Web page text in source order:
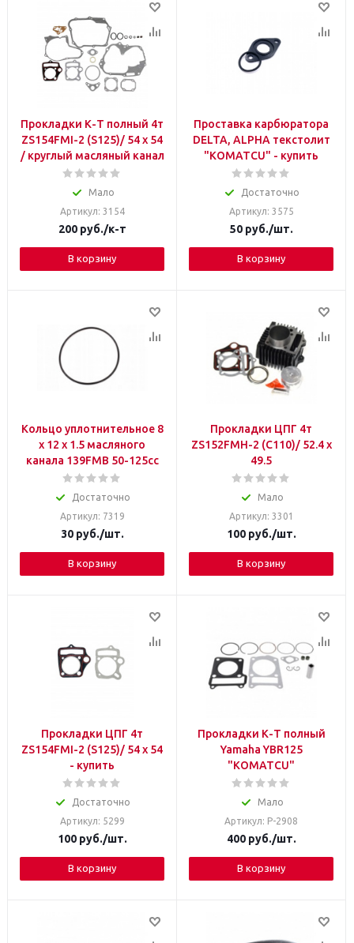
Прокладки К-Т полный 4т
ZS154FMI-2 (S125)/ 54 x 54
/ круглый масляный канал
Мало
Артикул: 3154
200руб./к-т
В корзину
Проставка карбюратора
DELTA, ALPHA текстолит
"КOMATCU" - купить
Достаточно
Артикул: 3575
50руб./шт.
В корзину
Кольцо уплотнительное 8
х 12 x 1.5 масляного
канала 139FMB 50-125cc
Достаточно
Артикул: 7319
30руб./шт.
В корзину
Прокладки ЦПГ 4т
ZS152FMH-2 (C110)/ 52.4 x
49.5
Мало
Артикул: 3301
100руб./шт.
В корзину
Прокладки ЦПГ 4т
ZS154FMI-2 (S125)/ 54 x 54
- купить
Достаточно
Артикул: 5299
100руб./шт.
В корзину
Прокладки К-Т полный
Yamaha YBR125
"KOMATCU"
Мало
Артикул: P-2908
400руб./шт.
В корзину